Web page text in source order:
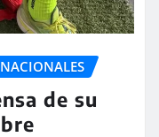
NACIONALES
de su